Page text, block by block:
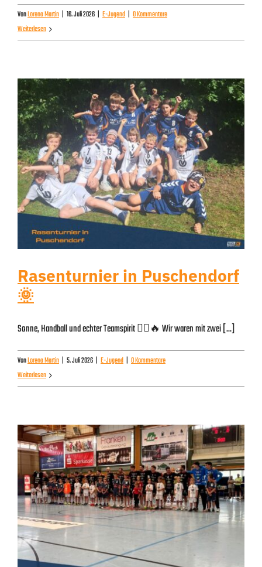
VonLorena Martin | 16. Juli 2026 | E-Jugend | 0 Kommentare
Weiterlesen
Rasenturnier in Puschendorf
🌞
Sonne, Handball und echter Teamspirit 🤾‍♂️🔥 Wir waren mit zwei [...]
VonLorena Martin | 5. Juli 2026 | E-Jugend | 0 Kommentare
Weiterlesen